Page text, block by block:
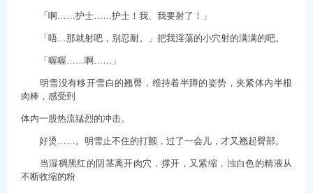
「啊……护士……护士！我、我要射了！」
「唔…那就射吧，别忍耐。」把我淫蕩的小穴射的满满的吧。
「喔喔……啊……」
明雪没有移开雪白的翘臀，维持着半蹲的姿势，夹紧体内半根
肉棒，感受到
体内一股热流猛烈的冲击。
好烫……。明雪止不住的打颤，过了一会儿，才又翘起臀部。
当湿稠黑红的阴茎离开肉穴，撑开，又紧缩，浊白色的精液从
不断收缩的粉